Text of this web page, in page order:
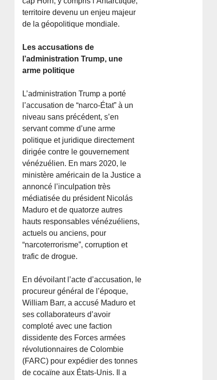
territoire devenu un enjeu majeur
de la géopolitique mondiale.
Les accusations de
l’administration Trump, une
arme politique
L’administration Trump a porté
l’accusation de “narco-État” à un
niveau sans précédent, s’en
servant comme d’une arme
politique et juridique directement
dirigée contre le gouvernement
vénézuélien. En mars 2020, le
ministère américain de la Justice a
annoncé l’inculpation très
médiatisée du président Nicolás
Maduro et de quatorze autres
hauts responsables vénézuéliens,
actuels ou anciens, pour
“narcoterrorisme”, corruption et
trafic de drogue.
En dévoilant l’acte d’accusation, le
procureur général de l’époque,
William Barr, a accusé Maduro et
ses collaborateurs d’avoir
comploté avec une faction
dissidente des Forces armées
révolutionnaires de Colombie
(FARC) pour expédier des tonnes
de cocaïne aux États-Unis. Il a